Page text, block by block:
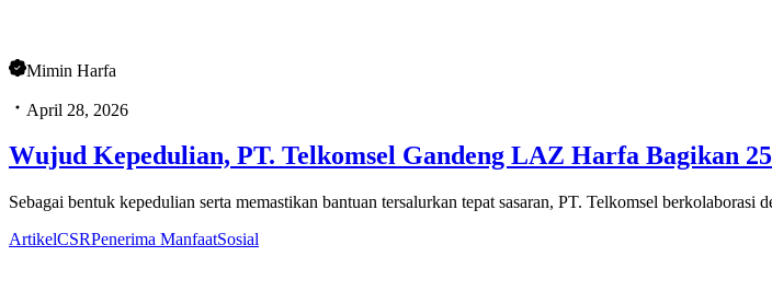
Mimin Harfa
April 28, 2026
Wujud Kepedulian, PT. Telkomsel Gandeng LAZ Harfa Bagikan
Sebagai bentuk kepedulian serta memastikan bantuan tersalurkan tepat sasaran, PT. Telkomsel
ArtikelCSRPenerima ManfaatSosial